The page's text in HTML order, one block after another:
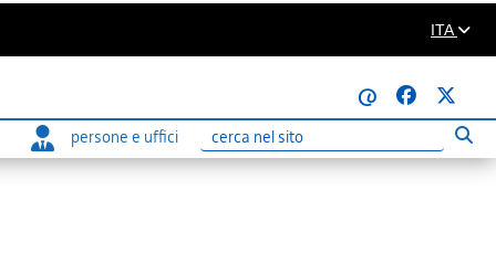
ITA
@
persone e uffici
Ricerca